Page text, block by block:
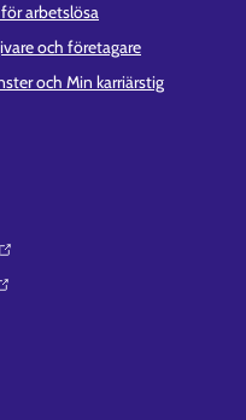
arbetslösa
och företagare
och Min karriärstig